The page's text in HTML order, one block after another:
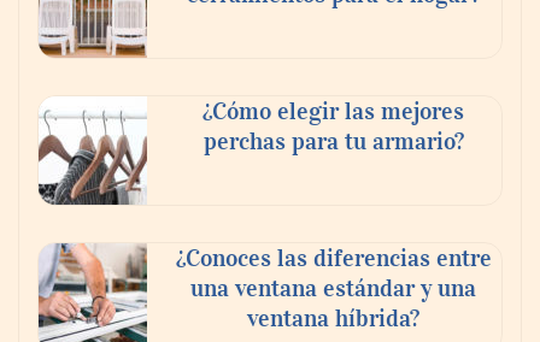
¿Cómo elegir las mejores
perchas para tu armario?
¿Conoces las diferencias entre
una ventana estándar y una
ventana híbrida?